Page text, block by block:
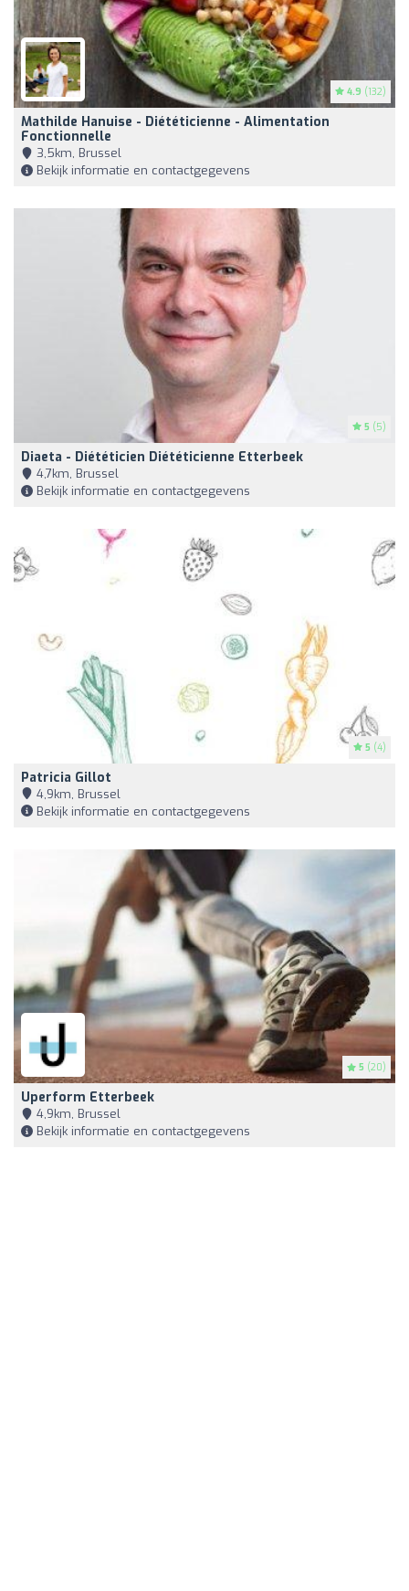
4.9 (132)
Mathilde Hanuise - Diététicienne - Alimentation
Fonctionnelle
3,5km, Brussel
Bekijk informatie en contactgegevens
5 (5)
Diaeta - Diététicien Diététicienne Etterbeek
4,7km, Brussel
Bekijk informatie en contactgegevens
5 (4)
Patricia Gillot
4,9km, Brussel
Bekijk informatie en contactgegevens
5 (20)
Uperform Etterbeek
4,9km, Brussel
Bekijk informatie en contactgegevens